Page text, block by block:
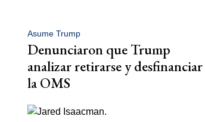
Asume Trump
Denunciaron que Trump
analizar retirarse y desfinanciar
la OMS